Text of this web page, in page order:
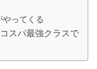
ってくる
スパ最強クラスで